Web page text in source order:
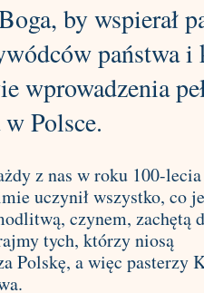
by wspierał
państwa i
wprowadzenia
Polsce.
z nas w roku 100-
uczynił wszystko, co
czynem, zachętą
tych, którzy niosą
Polskę, a więc pasterzy